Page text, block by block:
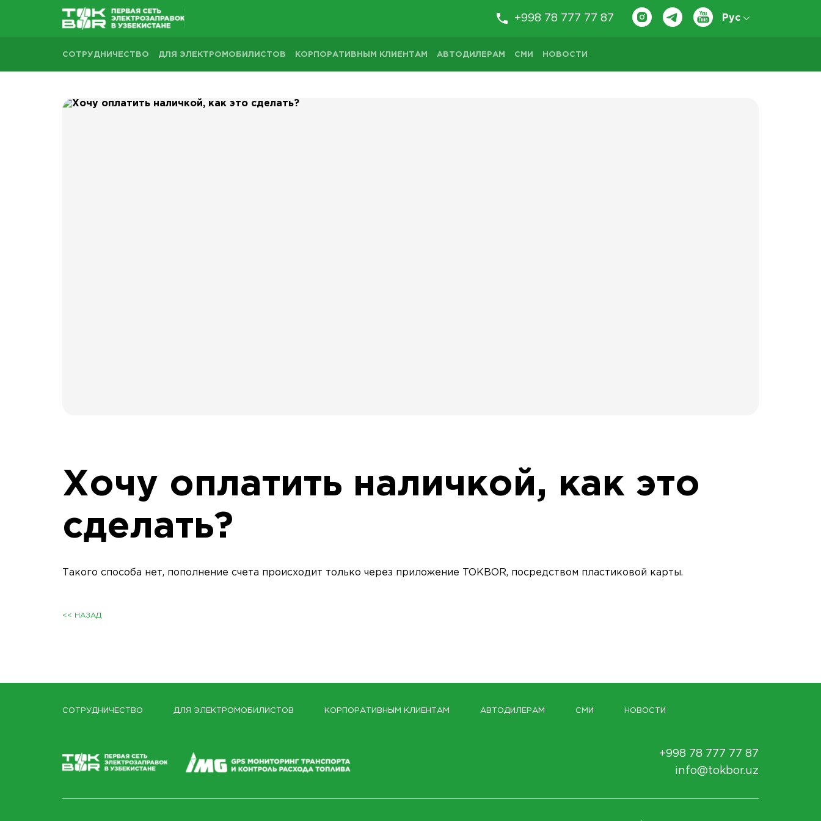
+998 78 777 77 87 Рус
СОТРУДНИЧЕСТВО ДЛЯ ЭЛЕКТРОМОБИЛИСТОВ КОРПОРАТИВНЫМ КЛИЕНТАМ АВТОДИЛЕРАМ СМИ НОВОСТИ
Хочу оплатить наличкой, как это
сделать?
Такого способа нет, пополнение счета происходит только через приложение TOKBOR, посредством пластиковой карты.
<< НАЗАД
СОТРУДНИЧЕСТВО ДЛЯ ЭЛЕКТРОМОБИЛИСТОВ КОРПОРАТИВНЫМ КЛИЕНТАМ АВТОДИЛЕРАМ СМИ НОВОСТИ
+998 78 777 77 87
info@tokbor.uz